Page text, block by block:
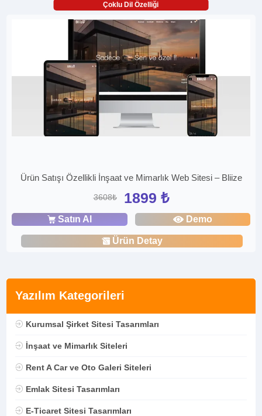
Yazılım Kategorileri
Kurumsal Şirket Sitesi Tasarımları
İnşaat ve Mimarlık Siteleri
Rent A Car ve Oto Galeri Siteleri
Emlak Sitesi Tasarımları
E-Ticaret Sitesi Tasarımları
Çoklu Dil Özelliği
Ürün Satışı Özellikli İnşaat ve Mimarlık Web Sitesi – Bliize
3608₺ 1899 ₺
Satın Al Demo
Ürün Detay